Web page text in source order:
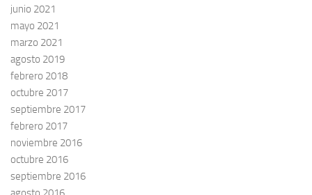
junio 2021
mayo 2021
marzo 2021
agosto 2019
febrero 2018
octubre 2017
septiembre 2017
febrero 2017
noviembre 2016
octubre 2016
septiembre 2016